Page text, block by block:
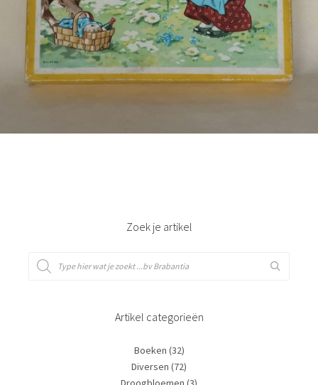
Zoek je artikel
Artikel categorieën
Boeken (32)
Diversen (72)